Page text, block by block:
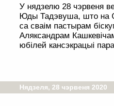
У нядзелю 28 чэрвеня
Юды Тадэвуша, што на
са сваім пастырам
Аляксандрам
юбілей кансэкрацыі
Нядзеля, 28 чэрвеня 2020